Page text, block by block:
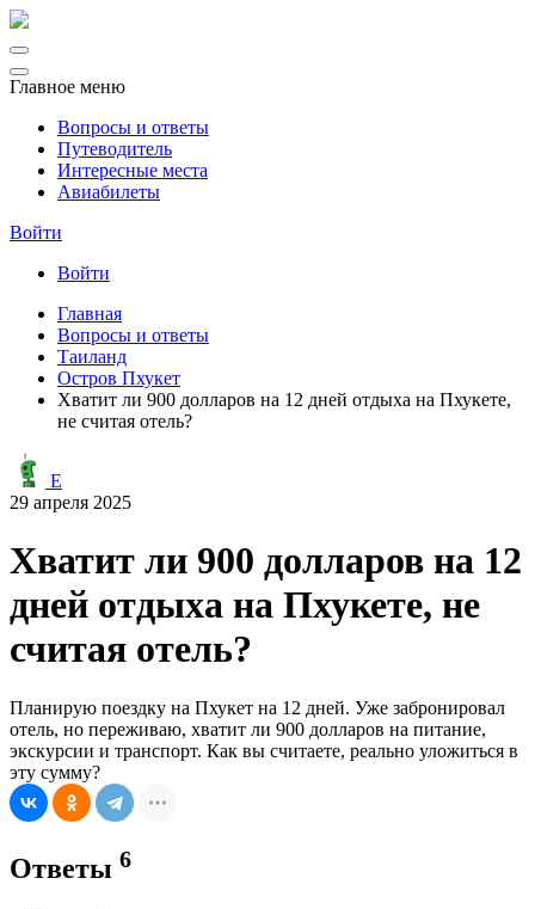
Главное меню
Вопросы и ответы
Путеводитель
Интересные места
Авиабилеты
Войти
Войти
Главная
Вопросы и ответы
Таиланд
Остров Пхукет
Хватит ли 900 долларов на 12 дней отдыха на Пхукете,
не считая отель?
E
29 апреля 2025
Хватит ли 900 долларов на 12
дней отдыха на Пхукете, не
считая отель?
Планирую поездку на Пхукет на 12 дней. Уже забронировал
отель, но переживаю, хватит ли 900 долларов на питание,
экскурсии и транспорт. Как вы считаете, реально уложиться в
эту сумму?
Ответы 6